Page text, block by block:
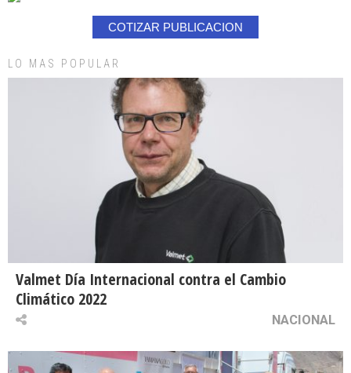
COTIZAR PUBLICACION
LO MAS POPULAR
Valmet Día Internacional contra el Cambio
Climático 2022
NACIONAL